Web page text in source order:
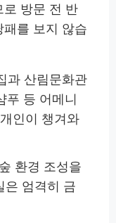
로 방문 전 반
패를 보지 않습
과 산림문화관
푸 등 어메니
인이 챙겨와
환경 조성을
은 엄격히 금